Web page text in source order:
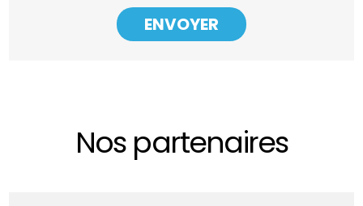
Nos partenaires